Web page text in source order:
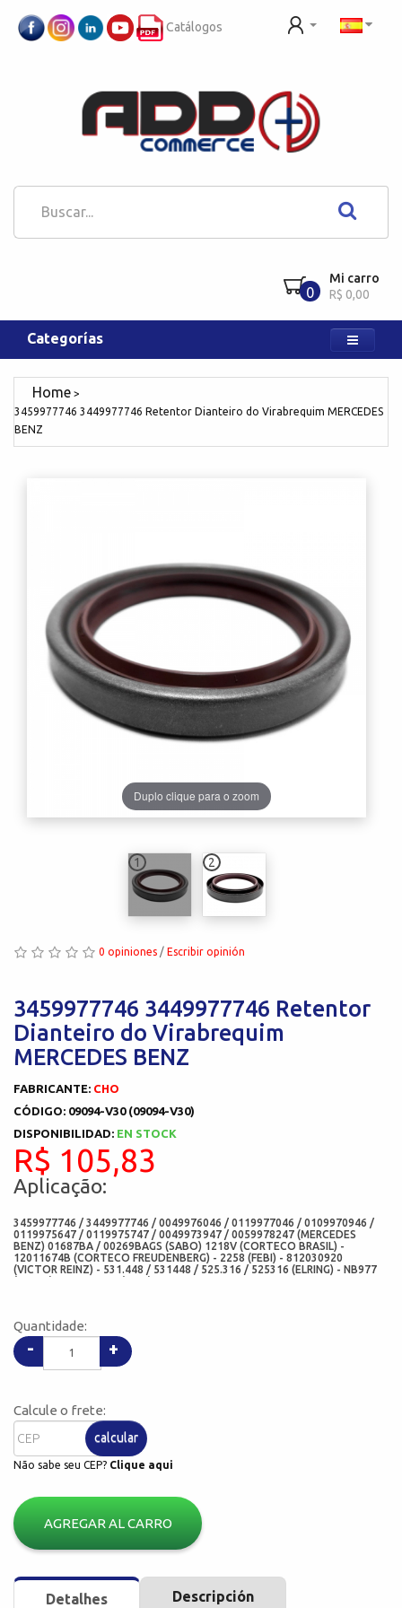
Catálogos
0
Mi carro
R$ 0,00
Categorías
3459977746 3449977746 Retentor Dianteiro do Virabrequim MERCEDES
BENZ
1 2
Duplo clique para o zoom
0 opiniones / Escribir opinión
3459977746 3449977746 Retentor
Dianteiro do Virabrequim
MERCEDES BENZ
FABRICANTE: CHO
CÓDIGO: 09094-V30 (09094-V30)
DISPONIBILIDAD: EN STOCK
R$ 105,83
Aplicação:
3459977746 / 3449977746 / 0049976046 / 0119977046 / 0109970946 /
0119975647 / 0119975747 / 0049973947 / 0059978247 (MERCEDES
BENZ) 01687BA / 00269BAGS (SABO) 1218V (CORTECO BRASIL) -
12011674B (CORTECO FREUDENBERG) - 2258 (FEBI) - 812030920
(VICTOR REINZ) - 531.448 / 531448 / 525.316 / 525316 (ELRING) - NB977
(PAYEN) - 09094-V30 (CHO)
Quantidade:
- +
Calcule o frete:
calcular
Não sabe seu CEP? Clique aqui
AGREGAR AL CARRO
Detalhes Descripción